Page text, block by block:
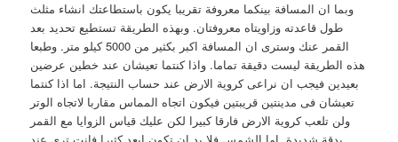
وبما ان المسافة بينكما معروفة تقريبا يكون باستطاعتك انشاء مثلث
طول قاعدته وزاويتاه معروفتان. وبهذه الطريقة تستطيع تحديد بعد
القمر عنك وسترى ان المسافة اكبر بكثير من 5000 كيلو متر. وطبعا
هذه الطريقة ليست دقيقة تماما. واذا كنتما تعيشان عند خطين عرضين
بعيدين فيجب ان نراعى كروية الارض عند حساب النتيجة. اما اذا كنتما
تعيشان فى مدينتين قريبتين فيكون اتجاه المماس مقاربا لاتجاه الوتر
ولن تلعب كروية الارض فارقا كبيرا لكن عليك قياس الزوايا مع القمر